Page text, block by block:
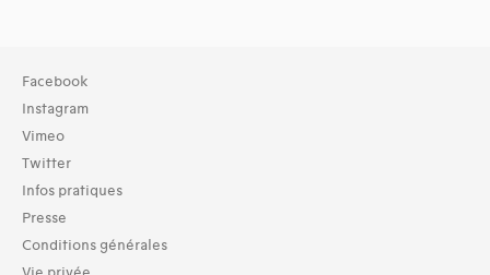
Collection
TOUT (24)
Bibliothèque (24)
Typologies documents
Livres (40)
1930 (7)
Facebook
Instagram
Vimeo
Twitter
Infos pratiques
Presse
Conditions générales